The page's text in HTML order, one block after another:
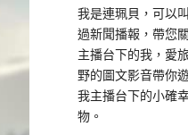
我是連珮貝，可以
過新聞播報，帶您
主播台下的我，愛
野的圖文影音帶你
我主播台下的小確
物。